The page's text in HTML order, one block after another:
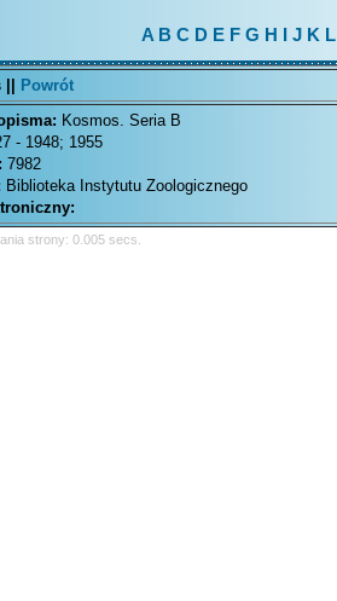
A B C D EFG H J K L
||
Powrót
Kosmos. Seria B
- 1948; 1955
7982
Biblioteka Instytutu Zoologicznego
strony: 0.005 secs.